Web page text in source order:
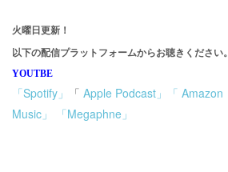
火曜日更新！
以下の配信プラットフォームからお聴きください。
YOUTBE
「Spotify」 「 Apple Podcast」「 Amazon
Music」
「Megaphne」